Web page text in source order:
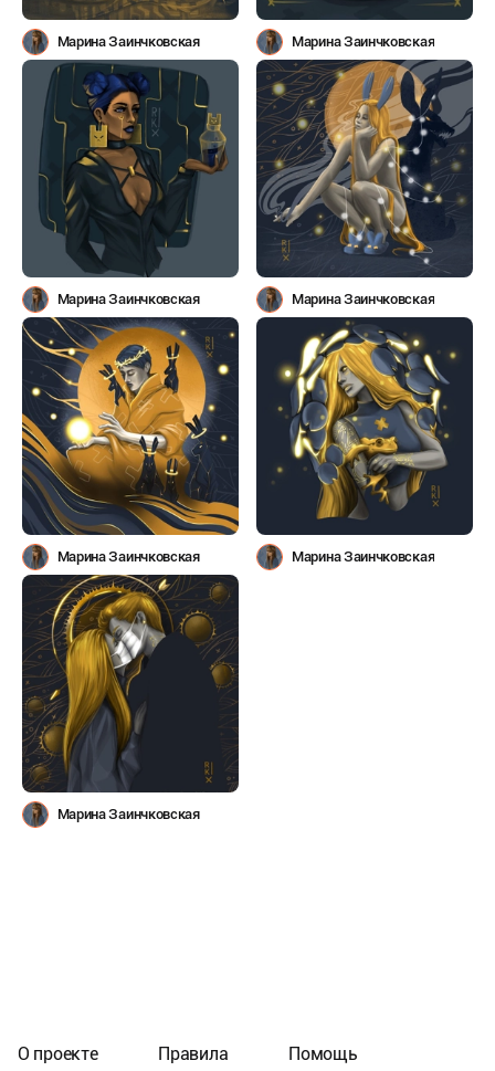
Марина Заинчковская Марина Заинчковская
Марина Заинчковская Марина Заинчковская
Марина Заинчковская Марина Заинчковская
Марина Заинчковская
О проекте Правила Помощь